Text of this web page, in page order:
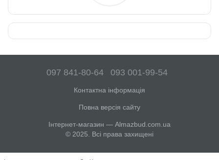
097 841-80-64 093 001-99-54
Контактна інформація
Повна версія сайту
Інтернет-магазин — Almazbud.com.ua
© 2025. Всі права захищені